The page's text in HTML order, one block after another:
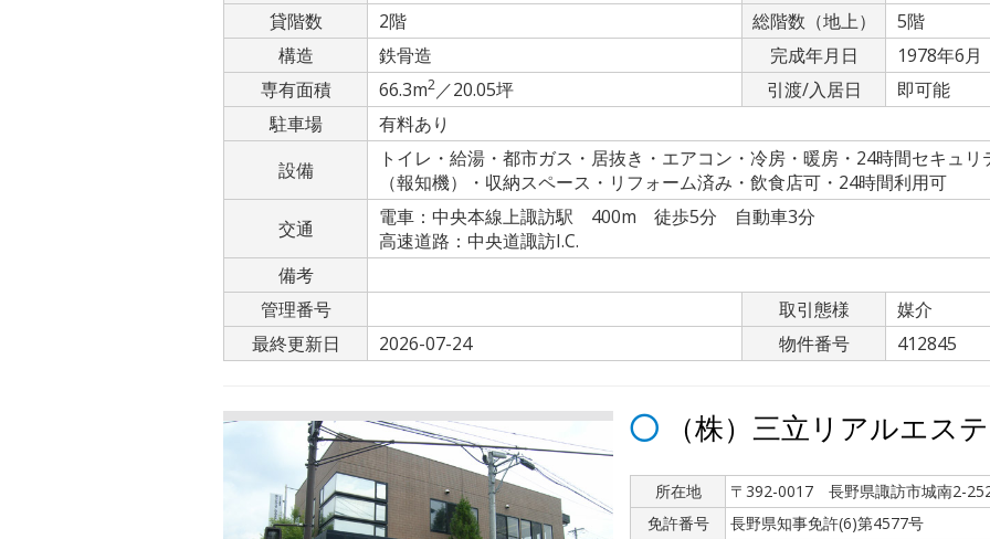
貸階数
2階 総階数（地上）
5階
構造
鉄骨造 完成年月日
1978年6月
専有面積
66.3m2／20.05坪 引渡/入居日
即可能
駐車場
有料あり
設備
トイレ・給湯・都市ガス・居抜き・エアコン・冷房・暖房・24時間セキュ
（報知機）・収納スペース・リフォーム済み・飲食店可・24時間利用可
交通
電車：中央本線上諏訪駅 400m 徒歩5分 自動車3分
高速道路：中央道諏訪I.C.
備考
管理番号
取引態様
媒介
最終更新日
2026-07-24 物件番号 412845
（株）三立リアルエス
所在地
〒392-0017 長野県諏訪市城南2-
免許番号
長野県知事免許(6)第4577号